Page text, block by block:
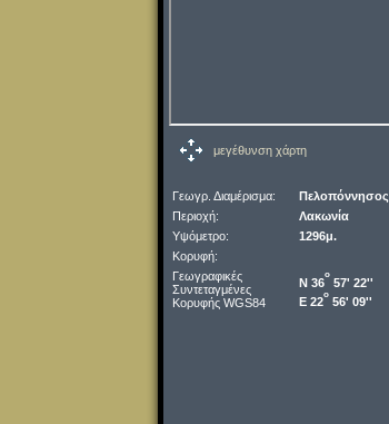
μεγέθυνση χάρτη
Γεωγρ. Διαμέρισμα:
Πελοπόννησος
Περιοχή:
Λακωνία
Υψόμετρο:
1296μ.
Κορυφή:
Γεωγραφικές
Συντεταγμένες
Κορυφής WGS84
Ν 36
o
57' 22''
Ε 22
o
56' 09''